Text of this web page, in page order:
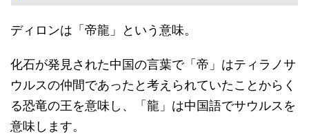
ディロンは「帝龍」という意味。
化石が発見された中国の言葉で「帝」はティラノサ
ウルスの仲間であったと考えられていたことからく
る恐竜の王を意味し、「龍」は中国語でサウルスを
意味します。